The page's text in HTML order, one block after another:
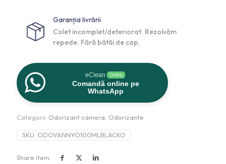
Garanția livrării
Colet incomplet/deteriorat. Rezolvăm
repede. Fără bătăi de cap.
eClean Online
Comandă online pe
WhatsApp
Categorii: Odorizant camera Odorizante
SKU: ODOVANNYO100MLBLACKO
Share item: